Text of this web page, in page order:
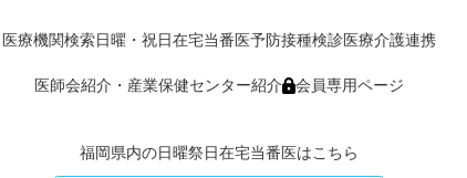
医療機関検索日曜・祝日在宅当番医予防接種検診医療介護連携
医師会紹介・産業保健センター紹介 会員専用ページ
福岡県内の日曜祭日在宅当番医はこちら